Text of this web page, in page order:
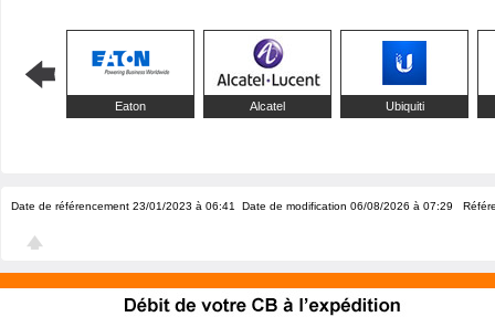
Eaton Alcatel Ubiquiti
Date de référencement 23/01/2023 à 06:41 Date de modification 06/08/2026 à 07:29